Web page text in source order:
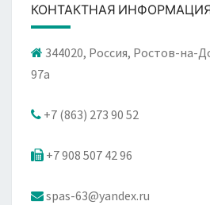
КОНТАКТНАЯ
344020, Россия, Ростов-на-
97а
+7 (863) 273 90 52
+7 908 507 42 96
spas-63@yandex.ru